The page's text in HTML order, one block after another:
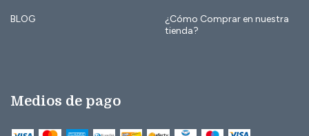
BLOG
¿Cómo Comprar en nuestra
tienda?
Medios de pago